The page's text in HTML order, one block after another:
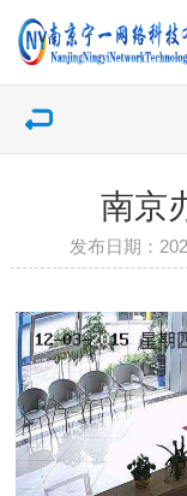
南京
发布日期：